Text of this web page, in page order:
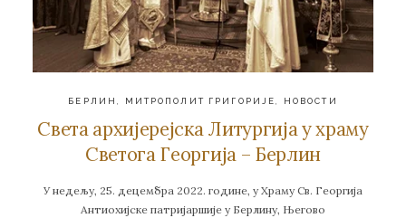
БЕРЛИН, МИТРОПОЛИТ ГРИГОРИЈЕ, НОВОСТИ
Света архијерејска Литургија у храму
Светога Георгија – Берлин
У недељу, 25. децембра 2022. године, у Храму Св. Георгија
Антиохијске патријаршије у Берлину, Његово